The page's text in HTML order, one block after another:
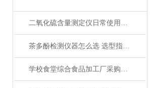
二氧化硫含量测定仪日常使用疑问与采购指南
茶多酚检测仪器怎么选 选型指南与型号推荐
学校食堂综合食品加工厂采购必读：食品重金属检测仪怎么选